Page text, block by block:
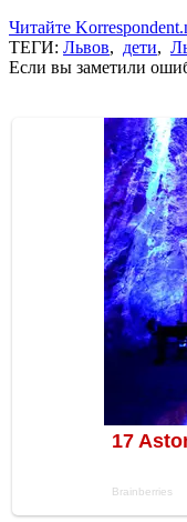
Читайте
ТЕГИ: Львов, дети,
Если вы заметили